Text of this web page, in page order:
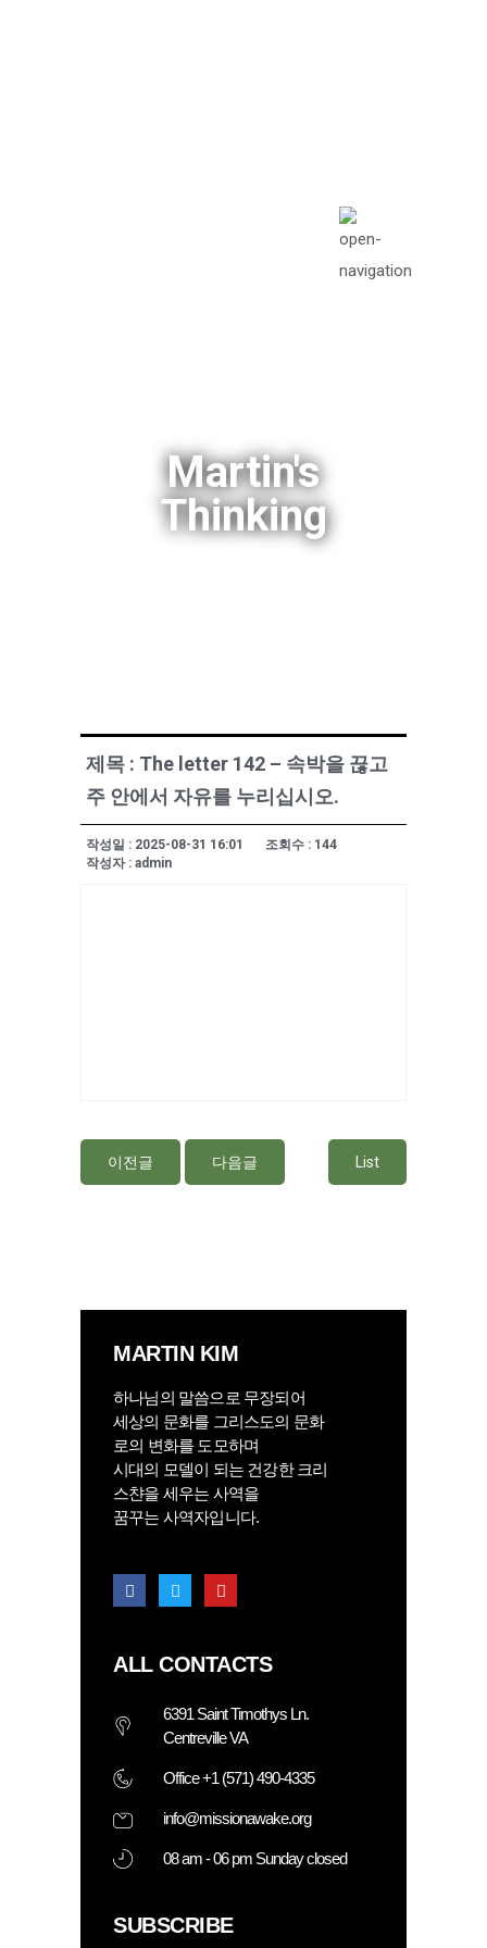
Martin's
Thinking
제목 : The letter 142 – 속박을 끊고
주 안에서 자유를 누리십시오.
작성일 : 2025-08-31 16:01
조회수 : 144
작성자 : admin
이전글 다음글 List
MARTIN KIM
하나님의 말씀으로 무장되어
세상의 문화를 그리스도의 문화
로의 변화를 도모하며
시대의 모델이 되는 건강한 크리
스챤을 세우는 사역을
꿈꾸는 사역자입니다.
ALL CONTACTS
6391 Saint Timothys Ln.
Centreville VA
Office +1 (571) 490-4335
info@missionawake.org
08 am - 06 pm Sunday closed
SUBSCRIBE